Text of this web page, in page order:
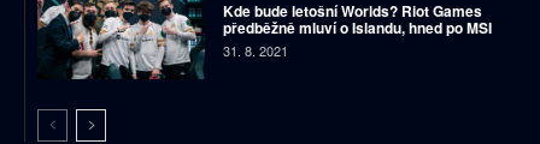
Kde bude letošní Worlds? Riot Games
předběžně mluví o Islandu, hned po MSI
31. 8. 2021